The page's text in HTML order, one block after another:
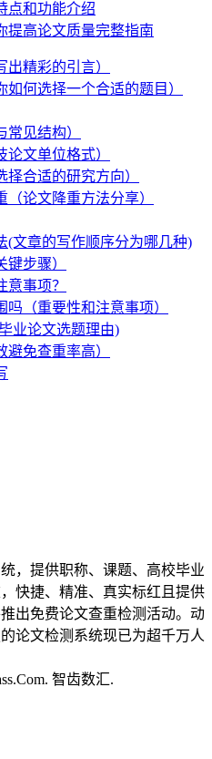
点和功能介绍
提高论文质量完整指南
精彩的引言）
何选择一个合适的题目）
见结构）
文单位格式）
合适的研究方向）
论文降重方法分享）
(文章的写作顺序分为哪几种)
步骤）
事项？
（重要性和注意事项）
业论文选题理由)
免查重率高）
，提供职称、课题、高校毕业
快捷、精准、真实标红且提供
出免费论文查重检测活动。动
论文检测系统现已为超千万人
智齿数汇.